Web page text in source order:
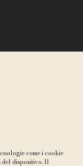
come i cookie
del dispositivo. Il